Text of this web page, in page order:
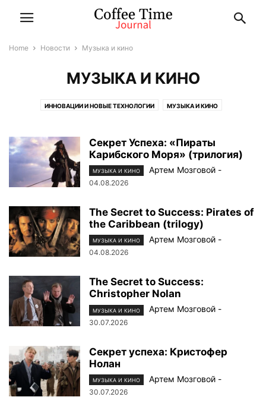
Home Новости Музыка и кино
МУЗЫКА И КИНО
ИННОВАЦИИ И НОВЫЕ ТЕХНОЛОГИИ МУЗЫКА И КИНО
Секрет Успеха: «Пираты
Карибского Моря» (трилогия)
МУЗЫКА И КИНО Артем Мозговой -
04.08.2026
The Secret to Success: Pirates of
the Caribbean (trilogy)
МУЗЫКА И КИНО Артем Мозговой -
04.08.2026
The Secret to Success:
Christopher Nolan
МУЗЫКА И КИНО Артем Мозговой -
30.07.2026
Секрет успеха: Кристофер
Нолан
МУЗЫКА И КИНО Артем Мозговой -
30.07.2026